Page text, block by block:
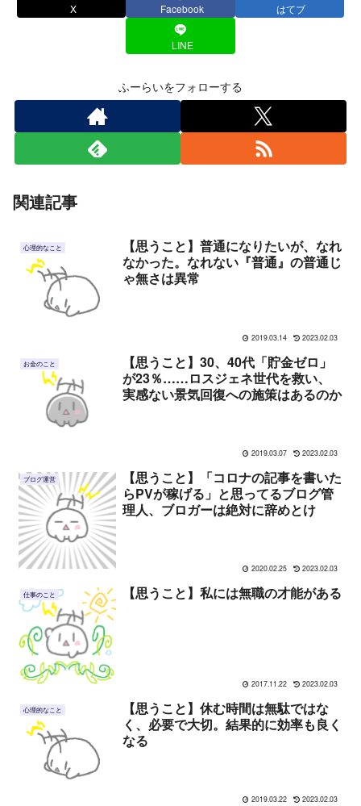
X Facebook はてブ
LINE
ふーらいをフォローする
関連記事
心理的なこと
【思うこと】普通になりたいが、なれ
なかった。なれない『普通』の普通じ
ゃ無さは異常
2019.03.14 2023.02.03
お金のこと
【思うこと】30、40代「貯金ゼロ」
が23％……ロスジェネ世代を救い、
実感ない景気回復への施策はあるのか
2019.03.07 2023.02.03
ブログ運営
【思うこと】「コロナの記事を書いた
らPVが稼げる」と思ってるブログ管
理人、ブロガーは絶対に辞めとけ
2020.02.25 2023.02.03
仕事のこと 【思うこと】私には無職の才能がある
2017.11.22 2023.02.03
心理的なこと
【思うこと】休む時間は無駄ではな
く、必要で大切。結果的に効率も良く
なる
2019.03.22 2023.02.03